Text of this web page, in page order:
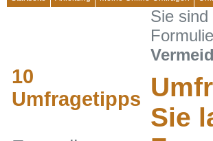
Sie sind
Sie
10
Umfragetipps